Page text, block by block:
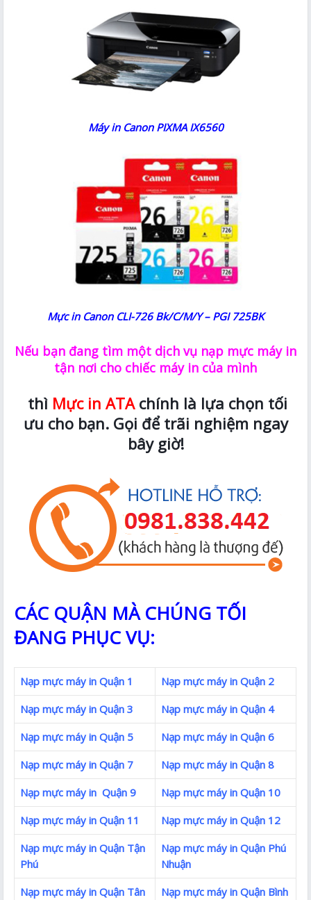
Máy in Canon PIXMA IX6560
Mực in Canon CLI-726 Bk/C/M/Y – PGI 725BK
Nếu bạn đang tìm một dịch vụ nạp mực máy in
tận nơi cho chiếc máy in của mình
thì Mực in ATAchính là lựa chọn tối
ưu cho bạn. Gọi để trãi nghiệm ngay
bây giờ!
CÁC QUẬN MÀ CHÚNG TỐI
ĐANG PHỤC VỤ:
Nạp mực máy in Quận 1
Nạp mực máy in Quận 2
Nạp mực máy in Quận 3
Nạp mực máy in Quận 4
Nạp mực máy in Quận 5
Nạp mực máy in Quận 6
Nạp mực máy in Quận 7
Nạp mực máy in Quận 8
Nạp mực máy in Quận 9
Nạp mực máy in Quận 10
Nạp mực máy in Quận 11
Nạp mực máy in Quận 12
Nạp mực máy in Quận Tận
Phú
Nạp mực máy in Quận Phú
Nhuận
Nạp mực máy in Quận Tân
Nạp mực máy in Quận Bình